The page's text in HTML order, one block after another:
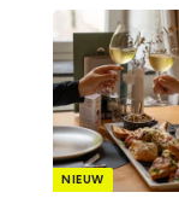
NIEUW